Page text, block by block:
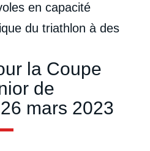
en capacité
du triathlon à des
la Coupe
de
mars 2023